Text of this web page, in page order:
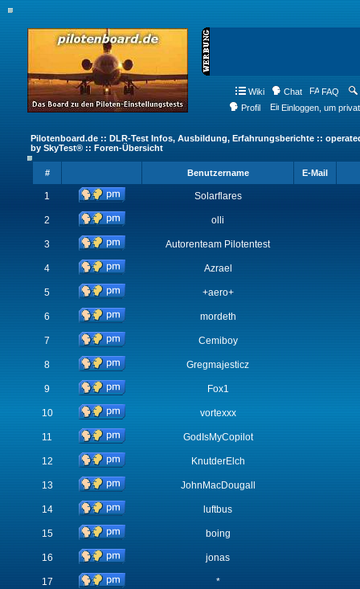
Wiki Chat FAQ
Profil
Einloggen, um
Pilotenboard.de :: DLR-Test Infos, Ausbildung, Erfahrungsberichte ::
by SkyTest® :: Foren-Übersicht
# Benutzername E-Mail
1 Solarflares
2 olli
3 Autorenteam Pilotentest
4 Azrael
5 +aero+
6 mordeth
7 Cemiboy
8 Gregmajesticz
9 Fox1
10 vortexxx
11 GodIsMyCopilot
12 KnutderElch
13 JohnMacDougall
14 luftbus
15 boing
16 jonas
17 *